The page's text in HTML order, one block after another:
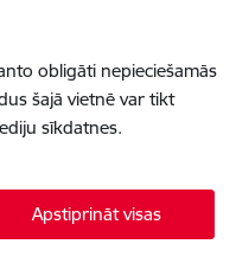
obligāti nepieciešamās
šajā vietnē var tikt
sīkdatnes.
Apstiprināt visas